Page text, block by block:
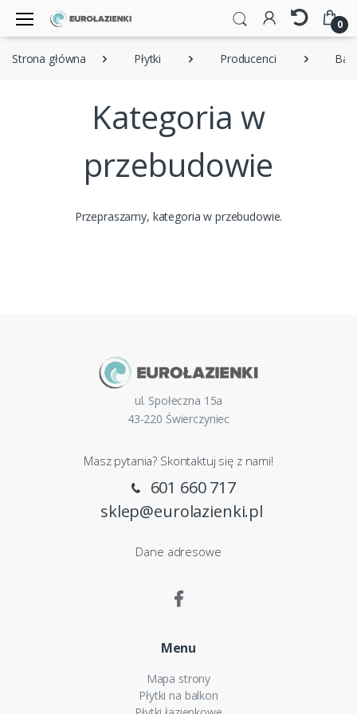
0
Strona główna Płytki Producenci
Kategoria w
przebudowie
Przepraszamy, kategoria w przebudowie.
ul. Społeczna 15a
43-220 Świerczyniec
Masz pytania? Skontaktuj się z nami!
601 660 717
sklep@eurolazienki.pl
Dane adresowe
Menu
Mapa strony
Płytki na balkon